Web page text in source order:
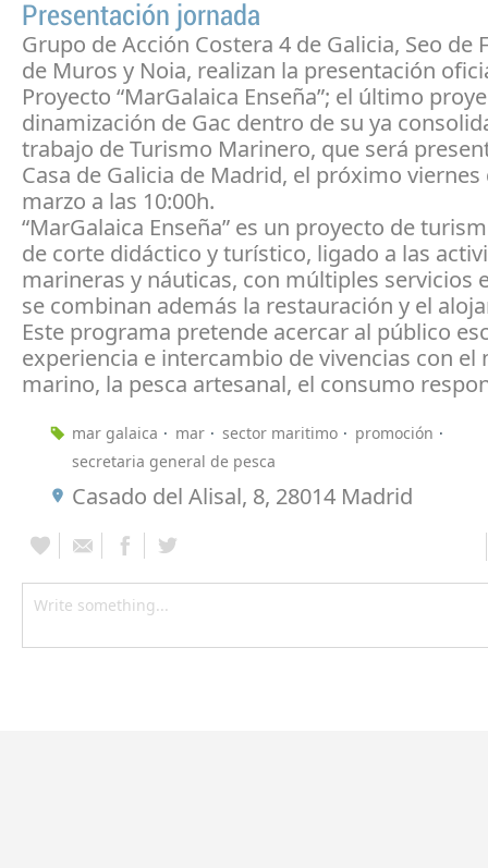
Presentación jornada
Grupo de Acción Costera 4 de Galicia, Seo de
de Muros y Noia, realizan la presentación
Proyecto “MarGalaica Enseña”; el último
dinamización de Gac dentro de su ya
trabajo de Turismo Marinero, que será
Casa de Galicia de Madrid, el próximo viernes
marzo a las 10:00h.
“MarGalaica Enseña” es un proyecto de
de corte didáctico y turístico, ligado a las
marineras y náuticas, con múltiples servicios
se combinan además la restauración y el
Este programa pretende acercar al público
experiencia e intercambio de vivencias con el
marino, la pesca artesanal, el consumo
mar galaica mar sector maritimo
promoción
secretaria general de pesca
Casado del Alisal, 8, 28014 Madrid